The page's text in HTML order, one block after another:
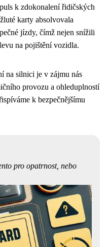
k zdokonalení řidičských
karty absolvovala
jízdy, čímž nejen snížili
na pojištění vozidla.
na silnici je v zájmu nás
provozu a ohleduplností
k bezpečnějšímu
pro opatrnost, nebo